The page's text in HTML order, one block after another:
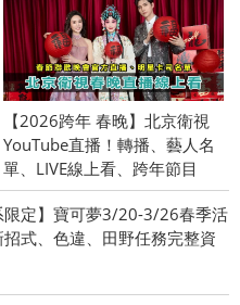
【2026跨年 春晚】北京衛視
YouTube直播！轉播、藝人名
單、LIVE線上看、跨年節目
限定】寶可夢3/20-3/26春季活
式、色違、田野任務完整資